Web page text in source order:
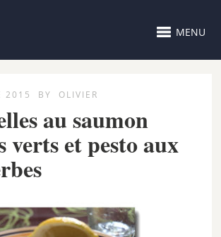
MENU
2015 BY OLIVIER
au saumon
verts et pesto aux